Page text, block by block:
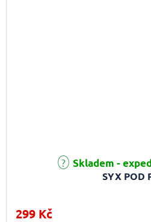
SYX POD
Skladem -
299 Kč